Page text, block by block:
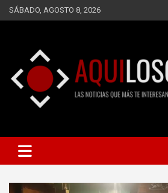
Saltar
al
SÁBADO, AGOSTO 8, 2026
AQUÍ LOS GREMIOS
INFORMACIÓN GREMIAL